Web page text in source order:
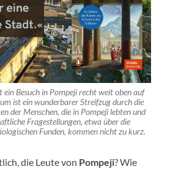
ein Besuch in Pompeji recht weit oben auf
ist ein wunderbarer Streifzug durch die
der Menschen, die in Pompeji lebten und
Fragestellungen, etwa über die
Funden, kommen nicht zu kurz.
die Leute von Pompeji? Wie